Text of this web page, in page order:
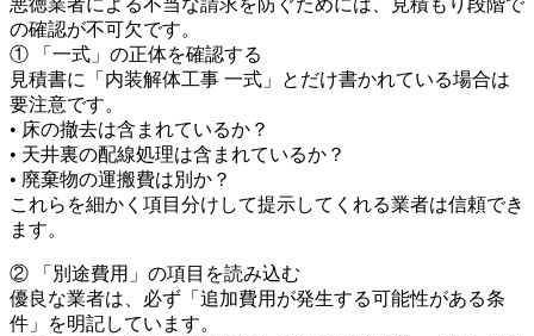
の確認が不可欠です。
① 「一式」の正体を確認する
見積書に「内装解体工事 一式」とだけ書かれている場合は
要注意です。
• 床の撤去は含まれているか？
• 天井裏の配線処理は含まれているか？
• 廃棄物の運搬費は別か？
これらを細かく項目分けして提示してくれる業者は信頼でき
ます。
② 「別途費用」の項目を読み込む
優良な業者は、必ず「追加費用が発生する可能性がある条
件」を明記しています。